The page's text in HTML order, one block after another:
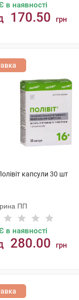
в наявності
170.50 грн
капсули 30 шт
ПП
в наявності
280.00 грн